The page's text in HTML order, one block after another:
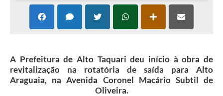
A Prefeitura de Alto Taquari deu início à obra de
revitalização na rotatória de saída para Alto
Araguaia, na Avenida Coronel Macário Subtil de
Oliveira.